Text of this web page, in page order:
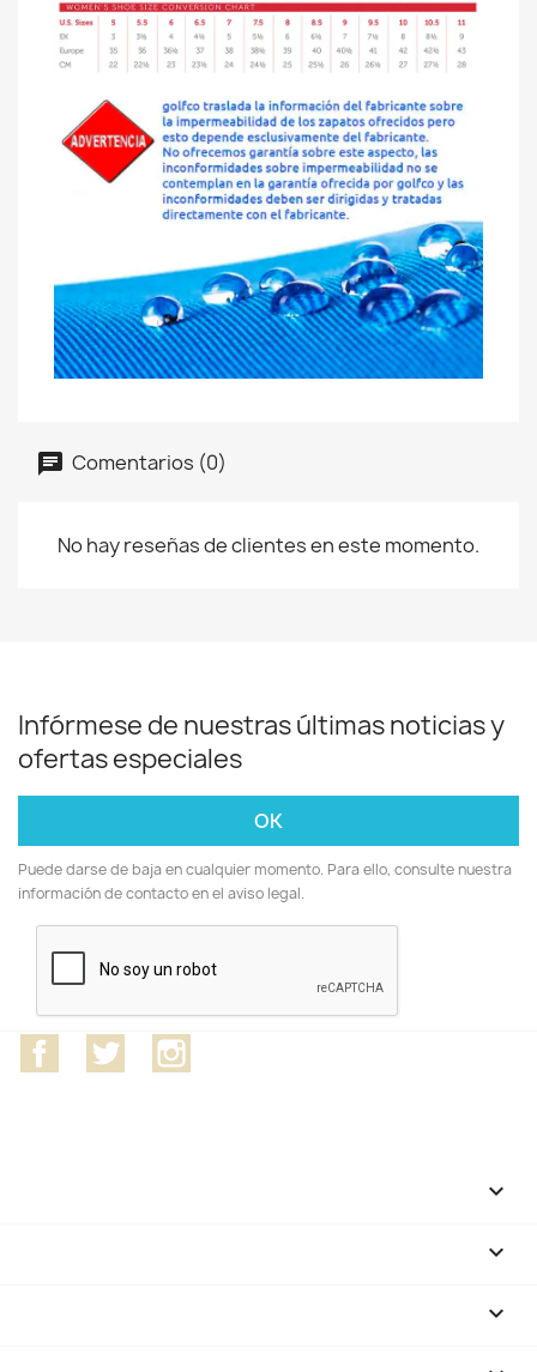
Comentarios (0)
No hay reseñas de clientes en este momento.
Infórmese de nuestras últimas noticias y
ofertas especiales
Puede darse de baja en cualquier momento. Para ello, consulte nuestra
información de contacto en el aviso legal.
FacebookTwitter


